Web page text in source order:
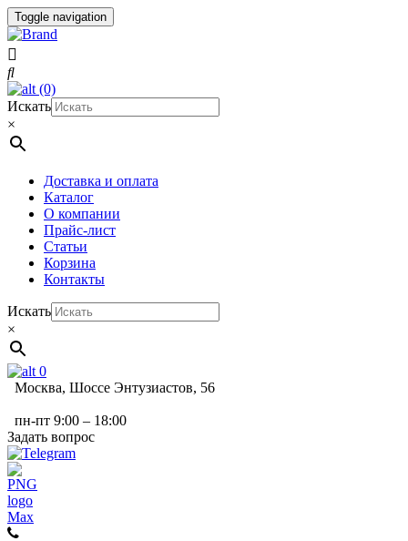
Toggle navigation
(0)
Искать
×
Доставка и оплата
Каталог
О компании
Прайс-лист
Статьи
Корзина
Контакты
Искать
×
0
Москва, Шоссе Энтузиастов, 56
пн-пт 9:00 – 18:00
Задать вопрос